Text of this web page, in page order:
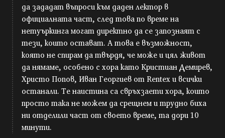
да зададат въпроси към даден лектор в
официалната част, след това по време на
нетуъркинга могат директно да се запознаят с
тези, които остават. А това е възможност,
която не спирам да твърдя, че може и цял живот
да нямаме, особено с хора като Кристиан Демирев,
Христо Попов, Иван Георгиев от Rentex и всички
останали. Те наистина са свръхзаети хора, които
просто така не можем да срещнем и трудно биха
ни отделили част от своето време, та дори 10
минути.